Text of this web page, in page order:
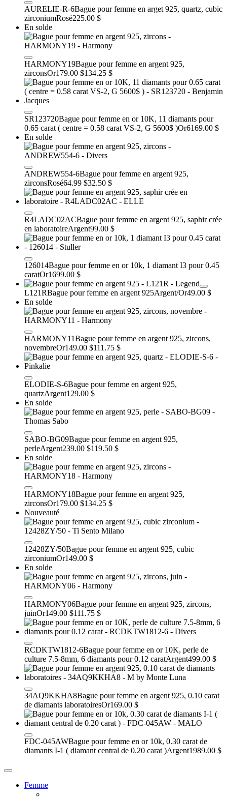
AURELIE-R-6Bague pour femme en arget 925, quartz, cubic
zirconiumRosé225.00 $
En solde
HARMONY19Bague pour femme en argent 925,
zirconsOr179.00 $134.25 $
SR123720Bague pour femme en or 10K, 11 diamants pour
0.65 carat ( centre = 0.58 carat VS-2, G 5600$ )Or6169.00 $
En solde
ANDREW554-6Bague pour femme en argent 925,
zirconsRosé64.99 $32.50 $
R4LADC02ACBague pour femme en argent 925, saphir crée
en laboratoireArgent99.00 $
126014Bague pour femme en or 10k, 1 diamant I3 pour 0.45
caratOr1699.00 $
L121RBague pour femme en argent 925Argent/Or49.00 $
En solde
HARMONY11Bague pour femme en argent 925, zircons,
novembreOr149.00 $111.75 $
ELODIE-S-6Bague pour femme en argent 925,
quartzArgent129.00 $
En solde
SABO-BG09Bague pour femme en argent 925,
perleArgent239.00 $119.50 $
En solde
HARMONY18Bague pour femme en argent 925,
zirconsOr179.00 $134.25 $
Nouveauté
12428ZY/50Bague pour femme en argent 925, cubic
zirconiumOr149.00 $
En solde
HARMONY06Bague pour femme en argent 925, zircons,
juinOr149.00 $111.75 $
RCDKTW1812-6Bague pour femme en or 10K, perle de
culture 7.5-8mm, 6 diamants pour 0.12 caratArgent499.00 $
34AQ9KKHA8Bague pour femme en argent 925, 0.10 carat
de diamants laboratoiresOr169.00 $
FDC-045AWBague pour femme en or 10k, 0.30 carat de
diamants I-1 ( diamant central de 0.20 carat )Argent1989.00 $
Femme